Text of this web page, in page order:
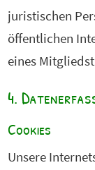
juristischen
öffentlichen
eines
4.
Cookies
Unsere